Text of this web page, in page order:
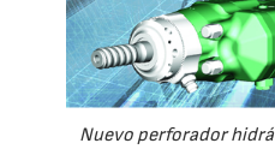
Nuevo perforador